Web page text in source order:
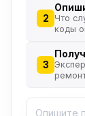
2
Что
коды
3